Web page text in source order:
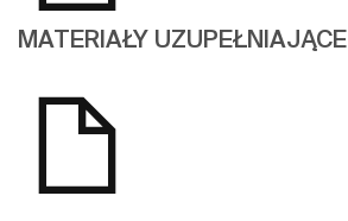
MATERIAŁY UZUPEŁNIAJĄCE